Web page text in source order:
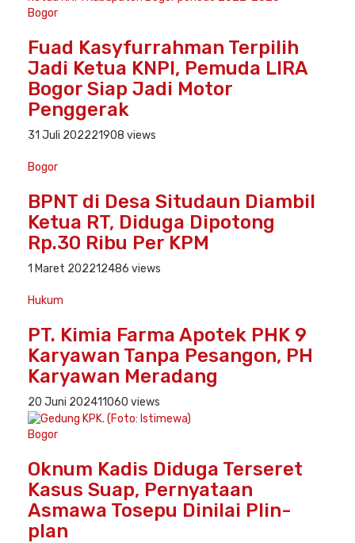
Bogor
Fuad Kasyfurrahman Terpilih
Jadi Ketua KNPI, Pemuda LIRA
Bogor Siap Jadi Motor
Penggerak
31 Juli 202221908 views
Bogor
BPNT di Desa Situdaun Diambil
Ketua RT, Diduga Dipotong
Rp.30 Ribu Per KPM
1 Maret 202212486 views
Hukum
PT. Kimia Farma Apotek PHK 9
Karyawan Tanpa Pesangon, PH
Karyawan Meradang
20 Juni 202411060 views
Bogor
Oknum Kadis Diduga Terseret
Kasus Suap, Pernyataan
Asmawa Tosepu Dinilai Plin-
plan